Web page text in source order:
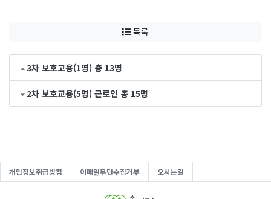
목록
3차 보호고용(1명) 총 13명
2차 보호교용(5명) 근로인 총 15명
개인정보취급방침 이메일무단수집거부 오시는길